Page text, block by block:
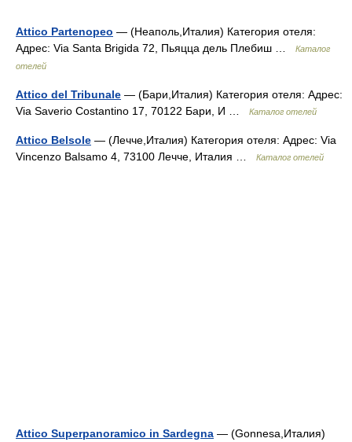
Attico Partenopeo — (Неаполь,Италия) Категория отеля:
Адрес: Via Santa Brigida 72, Пьяцца дель Плебиш …
Каталог
отелей
Attico del Tribunale — (Бари,Италия) Категория отеля: Адрес:
Via Saverio Costantino 17, 70122 Бари, И …
Каталог отелей
Attico Belsole — (Лечче,Италия) Категория отеля: Адрес: Via
Vincenzo Balsamo 4, 73100 Лечче, Италия …
Каталог отелей
Attico Superpanoramico in Sardegna — (Gonnesa,Италия)